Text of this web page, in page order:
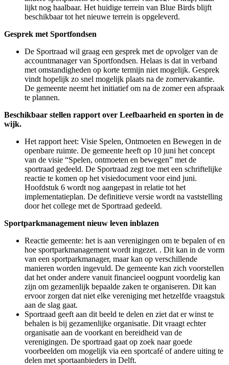
lijkt nog haalbaar. Het huidige terrein van Blue Birds blijft
beschikbaar tot het nieuwe terrein is opgeleverd.
Gesprek met Sportfondsen
De Sportraad wil graag een gesprek met de opvolger van de
accountmanager van Sportfondsen. Helaas is dat in verband
met omstandigheden op korte termijn niet mogelijk. Gesprek
vindt hopelijk zo snel mogelijk plaats na de zomervakantie.
De gemeente neemt het initiatief om na de zomer een afspraak
te plannen.
Beschikbaar stellen rapport over Leefbaarheid en sporten in de
wijk.
Het rapport heet: Visie Spelen, Ontmoeten en Bewegen in de
openbare ruimte. De gemeente heeft op 10 juni het concept
van de visie “Spelen, ontmoeten en bewegen” met de
sportraad gedeeld. De Sportraad zegt toe met een schriftelijke
reactie te komen op het visiedocument voor eind juni.
Hoofdstuk 6 wordt nog aangepast in relatie tot het
implementatieplan. De definitieve versie wordt na vaststelling
door het college met de Sportraad gedeeld.
Sportparkmanagement nieuw leven inblazen
Reactie gemeente: het is aan verenigingen om te bepalen of en
hoe sportparkmanagement wordt ingezet. . Dit kan in de vorm
van een sportparkmanager, maar kan op verschillende
manieren worden ingevuld. De gemeente kan zich voorstellen
dat het onder andere vanuit financieel oogpunt voordelig kan
zijn om gezamenlijk bepaalde zaken te organiseren. Dit kan
ervoor zorgen dat niet elke vereniging met hetzelfde vraagstuk
aan de slag gaat.
Sportraad geeft aan dit beeld te delen en ziet dat er winst te
behalen is bij gezamenlijke organisatie. Dit vraagt echter
organisatie aan de voorkant en bereidheid van de
verenigingen. De sportraad gaat op zoek naar goede
voorbeelden om mogelijk via een sportcafé of andere uiting te
delen met sportaanbieders in Delft.